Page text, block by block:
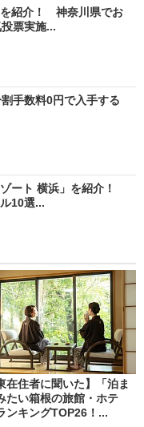
を紹介！ 神奈川県でお
票実施...
手数料0円で入手する
ゾート 横浜」を紹介！
10選...
在住者に聞いた】「泊ま
たい箱根の旅館・ホテ
ンキングTOP26！...